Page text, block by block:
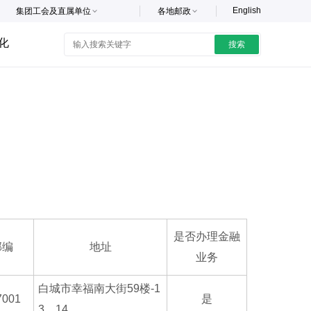
English
各地邮政
集团工会及直属单位
搜索
地址
是否办理金融
业务
白城市幸福南大街59楼-1
是